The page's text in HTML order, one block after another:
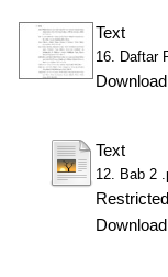
Text
16. Daftar
Text
12. Bab 2